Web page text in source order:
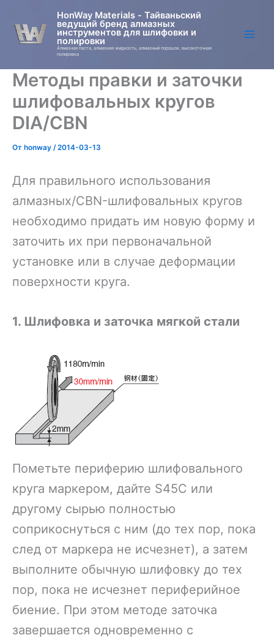
содержимому
HonWay Materials - Тайваньский
ведущий бренд алмазных
инструментов для шлифовки и
полировки
Алмазная паста, алмазная жидкость, алмазный порошок, высокоточная
полировка
Методы правки и заточки
шлифовальных кругов
DIA/CBN
От honway /2014-03-13
Для правильного использования
алмазных/CBN-шлифовальных кругов
необходимо придать им новую форму и
заточить их при первоначальной
установке или в случае деформации
поверхности круга.
1. Шлифовка и заточка мягкой стали
Пометьте периферию шлифовального
круга маркером, дайте S45C или
другому сырью полностью
соприкоснуться с ним (до тех пор, пока
след от маркера не исчезнет), а затем
выполните обычную шлифовку до тех
пор, пока не исчезнет периферийное
биение. При этом методе заточка
завершается одновременно с